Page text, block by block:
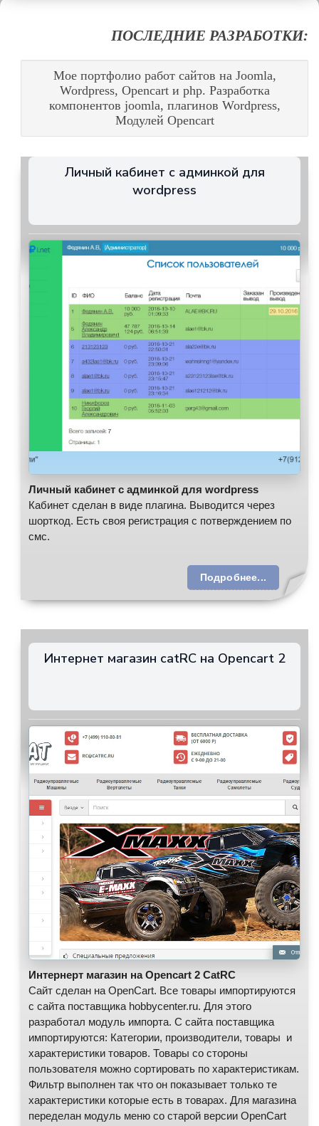
ПОСЛЕДНИЕ РАЗРАБОТКИ:
Мое портфолио работ сайтов на Joomla,
Wordpress, Opencart и php. Разработка
компонентов joomla, плагинов Wordpress,
Модулей Opencart
Личный кабинет с админкой для
wordpress
Личный кабинет с админкой для wordpress
Кабинет сделан в виде плагина. Выводится через
шорткод. Есть своя регистрация с потверждением по
смс.
Подробнее...
Интернет магазин catRC на Opencart 2
Интернерт магазин на Opencart 2 CatRC
Сайт сделан на OpenCart. Все товары импортируются
с сайта поставщика hobbycenter.ru. Для этого
разработал модуль импорта. С сайта поставщика
импортируются: Категории, производители, товары и
характеристики товаров. Товары со стороны
пользователя можно сортировать по характеристикам.
Фильтр выполнен так что он показывает только те
характеристики которые есть в товарах. Для магазина
переделан модуль меню со старой версии OpenCart